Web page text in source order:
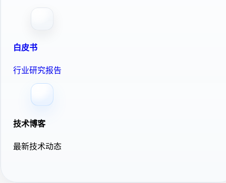
白皮书
行业研究报告
技术博客
最新技术动态